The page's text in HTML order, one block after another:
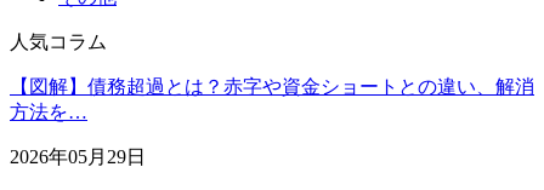
人気コラム
【図解】債務超過とは？赤字や資金ショートとの違い、解消
方法を…
2026年05月29日